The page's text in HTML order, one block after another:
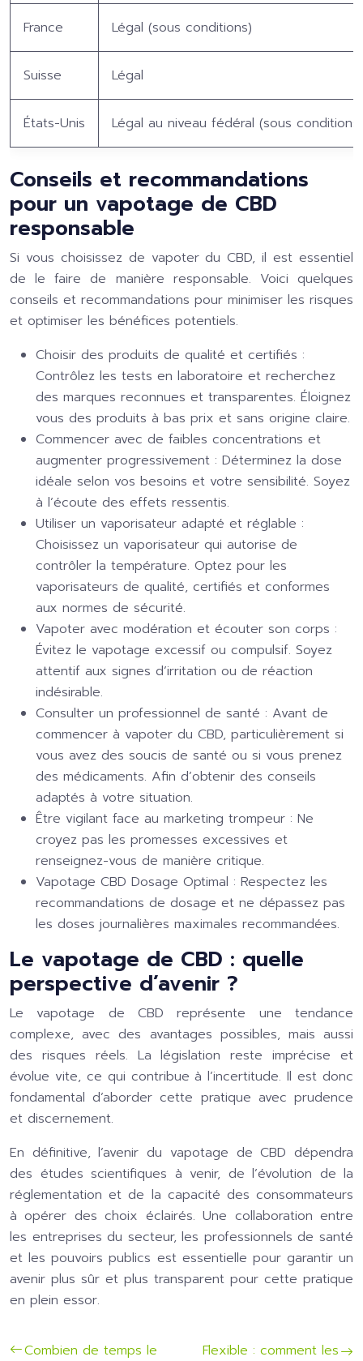
France Légal (sous conditions)
Suisse Légal
États-Unis Légal au niveau fédéral (sous conditions)
Conseils et recommandations
pour un vapotage de CBD
responsable
Si vous choisissez de vapoter du CBD, il est essentiel
de le faire de manière responsable. Voici quelques
conseils et recommandations pour minimiser les risques
et optimiser les bénéfices potentiels.
Choisir des produits de qualité et certifiés :
Contrôlez les tests en laboratoire et recherchez
des marques reconnues et transparentes. Éloignez
vous des produits à bas prix et sans origine claire.
Commencer avec de faibles concentrations et
augmenter progressivement : Déterminez la dose
idéale selon vos besoins et votre sensibilité. Soyez
à l’écoute des effets ressentis.
Utiliser un vaporisateur adapté et réglable :
Choisissez un vaporisateur qui autorise de
contrôler la température. Optez pour les
vaporisateurs de qualité, certifiés et conformes
aux normes de sécurité.
Vapoter avec modération et écouter son corps :
Évitez le vapotage excessif ou compulsif. Soyez
attentif aux signes d’irritation ou de réaction
indésirable.
Consulter un professionnel de santé : Avant de
commencer à vapoter du CBD, particulièrement si
vous avez des soucis de santé ou si vous prenez
des médicaments. Afin d’obtenir des conseils
adaptés à votre situation.
Être vigilant face au marketing trompeur : Ne
croyez pas les promesses excessives et
renseignez-vous de manière critique.
Vapotage CBD Dosage Optimal : Respectez les
recommandations de dosage et ne dépassez pas
les doses journalières maximales recommandées.
Le vapotage de CBD : quelle
perspective d’avenir ?
Le vapotage de CBD représente une tendance
complexe, avec des avantages possibles, mais aussi
des risques réels. La législation reste imprécise et
évolue vite, ce qui contribue à l’incertitude. Il est donc
fondamental d’aborder cette pratique avec prudence
et discernement.
En définitive, l’avenir du vapotage de CBD dépendra
des études scientifiques à venir, de l’évolution de la
réglementation et de la capacité des consommateurs
à opérer des choix éclairés. Une collaboration entre
les entreprises du secteur, les professionnels de santé
et les pouvoirs publics est essentielle pour garantir un
avenir plus sûr et plus transparent pour cette pratique
en plein essor.
Combien de temps le
Flexible : comment les